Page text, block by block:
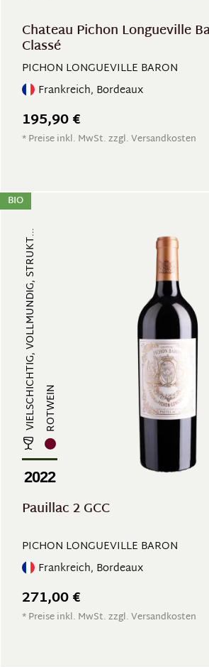
Chateau Pichon Longueville
Classé
PICHON LONGUEVILLE BARON
Frankreich, Bordeaux
195,90 €
* Preise inkl. MwSt. zzgl. Versandkosten
BIO
VIELSCHICHTIG, VOLLMUNDIG, STRUKT... ROTWEIN
2022
Pauillac 2 GCC
PICHON LONGUEVILLE BARON
Frankreich, Bordeaux
271,00 €
* Preise inkl. MwSt. zzgl. Versandkosten